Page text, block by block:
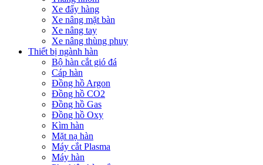
Xe đẩy hàng
Xe nâng mặt bàn
Xe nâng tay
Xe nâng thùng phuy
Thiết bị ngành hàn
Bộ hàn cắt gió đá
Cáp hàn
Đồng hồ Argon
Đồng hồ CO2
Đồng hồ Gas
Đồng hồ Oxy
Kìm hàn
Mặt nạ hàn
Máy cắt Plasma
Máy hàn